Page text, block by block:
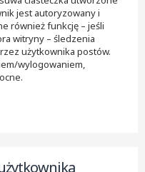
jest autoryzowany i
również funkcję – jeśli
witryny – śledzenia
użytkownika postów.
wylogowaniem,